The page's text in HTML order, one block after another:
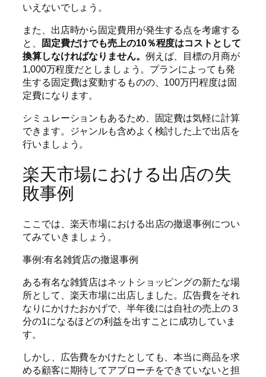
いえないでしょう。
また、出店時から固定費用が発生する点を考慮する
と、
固定費だけでも売上の10％程度はコストとして
換算しなければなりません。 例えば、目標の月商が
1,000万程度だとしましょう。プランによっても発
生する固定費は変動するものの、100万円程度は固
定費になります。
シミュレーションもあるため、固定費は気軽に計算
できます。ジャンルも含めよく検討した上で出店を
行いましょう。
楽天市場における出店の失
敗事例
ここでは、楽天市場における出店の撤退事例につい
てみていきましょう。
事例:有名雑貨店の撤退事例
ある有名な雑貨店はネットショッピングの新たな場
所として、楽天市場に出店しました。広告費をそれ
なりにかけたおかげで、半年後には自社の売上の３
分の1になるほどの利益を出すことに成功していま
す。
しかし、広告費をかけたとしても、本当に商品を求
める顧客に期待してアプローチをできていないと担